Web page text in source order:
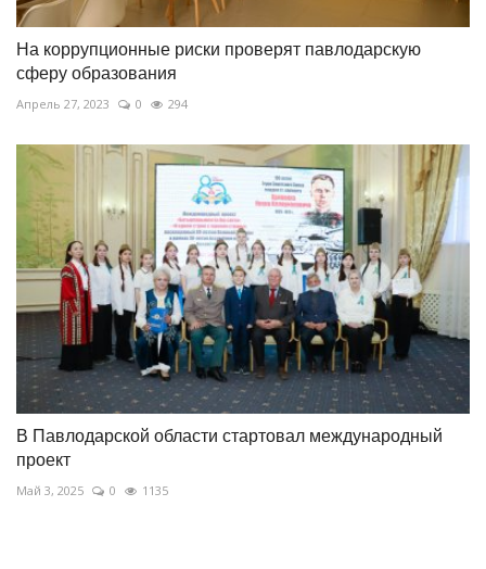
На коррупционные риски проверят павлодарскую
сферу образования
Апрель 27, 2023 0 294
В Павлодарской области стартовал международный
проект
Май 3, 2025 0 1135